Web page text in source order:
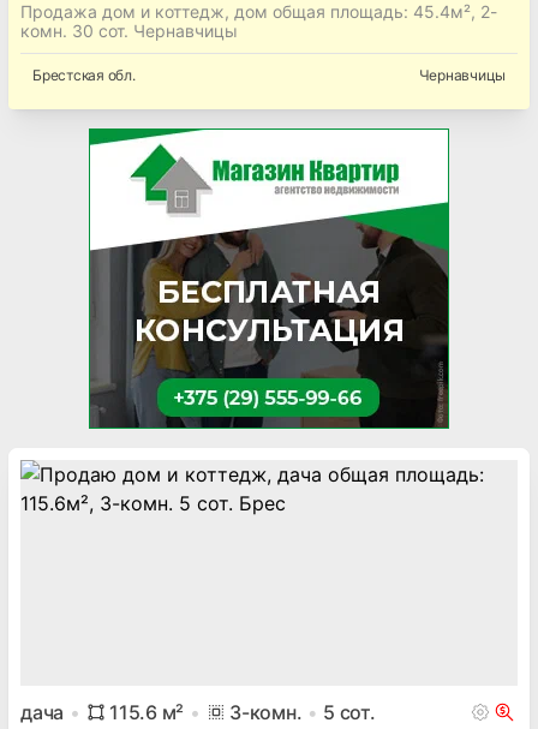
Продажа дом и коттедж, дом общая площадь: 45.4м², 2-
комн. 30 сот. Чернавчицы
Брестская обл. Чернавчицы
дача 115.6м² 3-комн. 5 сот.